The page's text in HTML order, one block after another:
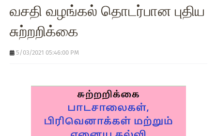
வசதி வழங்கல் தொடர்பான புதிய
சுற்றறிக்கை
5/03/2021 05:46:00 PM